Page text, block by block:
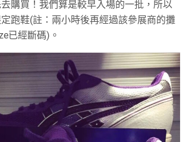
購買！我們算是較早入場的一批，所以
跑鞋(註：兩小時後再經過該參展商的攤
已經斷碼)。